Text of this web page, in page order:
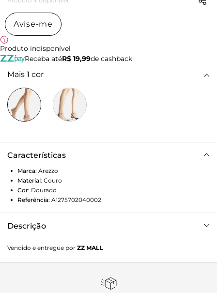
Avise-me
Produto indisponível
Receba atéR$ 19,99de cashback
Mais 1 cor
Características
Marca: Arezzo
Material: Couro
Cor: Dourado
Referência: A1275702040002
Descrição
baixo fino e formato fino na ponta. Aberto, traz cabedal liso
e tiras finas que saem das laterais, cruzam no calcanhar,
aplicação de metal dourado em relevo. Com palmilha
Vendido e entregue por ZZ MALL